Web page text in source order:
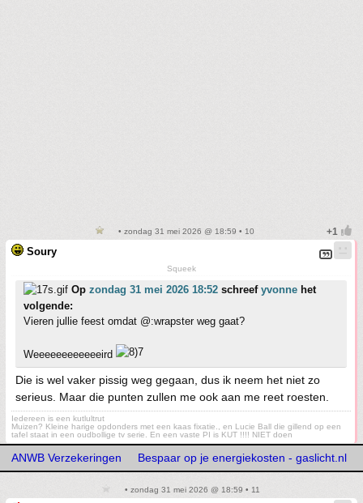
• zondag 31 mei 2026 @ 18:59 • 10
Soury
Squeek
Op zondag 31 mei 2026 18:52 schreef yvonne het
volgende:
Vieren jullie feest omdat @:wrapster weg gaat?
Weeeeeeeeeeeeird
Die is wel vaker pissig weg gegaan, dus ik neem het niet zo
serieus. Maar die punten zullen me ook aan me reet roesten.
Iedereen is een kutlultrut
Muizen? Kleine harige opdonders met een kaas fixatie., en Lucie Ball die gillend op een
tafel staat in een oudbollige tv serie. En een vaste PI is KUT !!!! NIET doen
ANWB Verzekeringen Bespaar op je energiekosten - gaslicht.nl
• zondag 31 mei 2026 @ 18:59 • 11